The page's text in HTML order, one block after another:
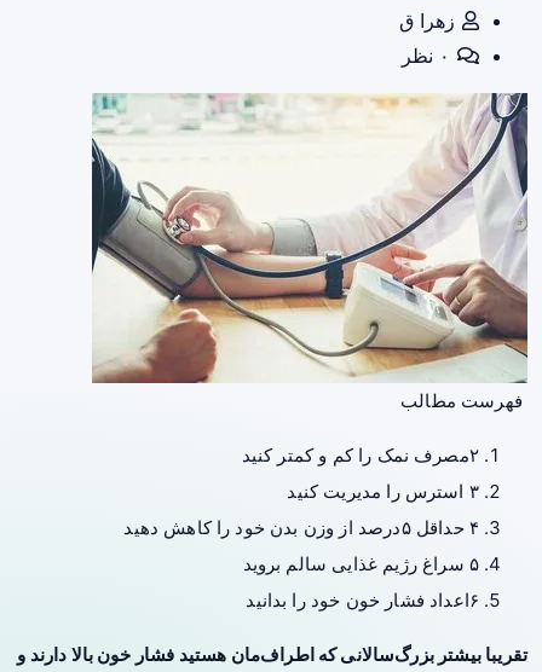
زهرا ق
فهرست مطالب
۲مصرف نمک را کم و کمتر کنید
۳ استرس را مدیریت کنید
۴ حداقل ۵درصد از وزن بدن خود را کاهش دهید
۵ سراغ رژیم غذایی سالم بروید
۶اعداد فشار خون خود را بدانید
تقریبا بیشتر بزرگ‌سالانی که اطراف‌مان هستید فشار خون بالا دارند و